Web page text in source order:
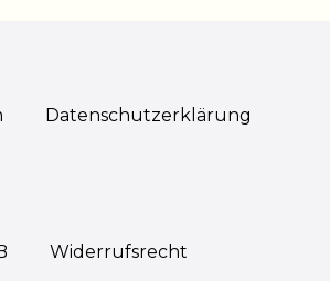
Daten­schutz­erklärung
Widerrufs­recht